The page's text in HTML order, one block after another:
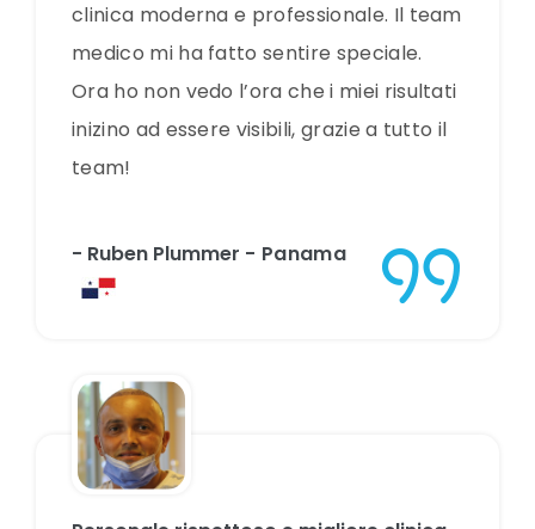
clinica moderna e professionale. Il team
medico mi ha fatto sentire speciale.
Ora ho non vedo l’ora che i miei risultati
inizino ad essere visibili, grazie a tutto il
team!
- Ruben Plummer - Panama